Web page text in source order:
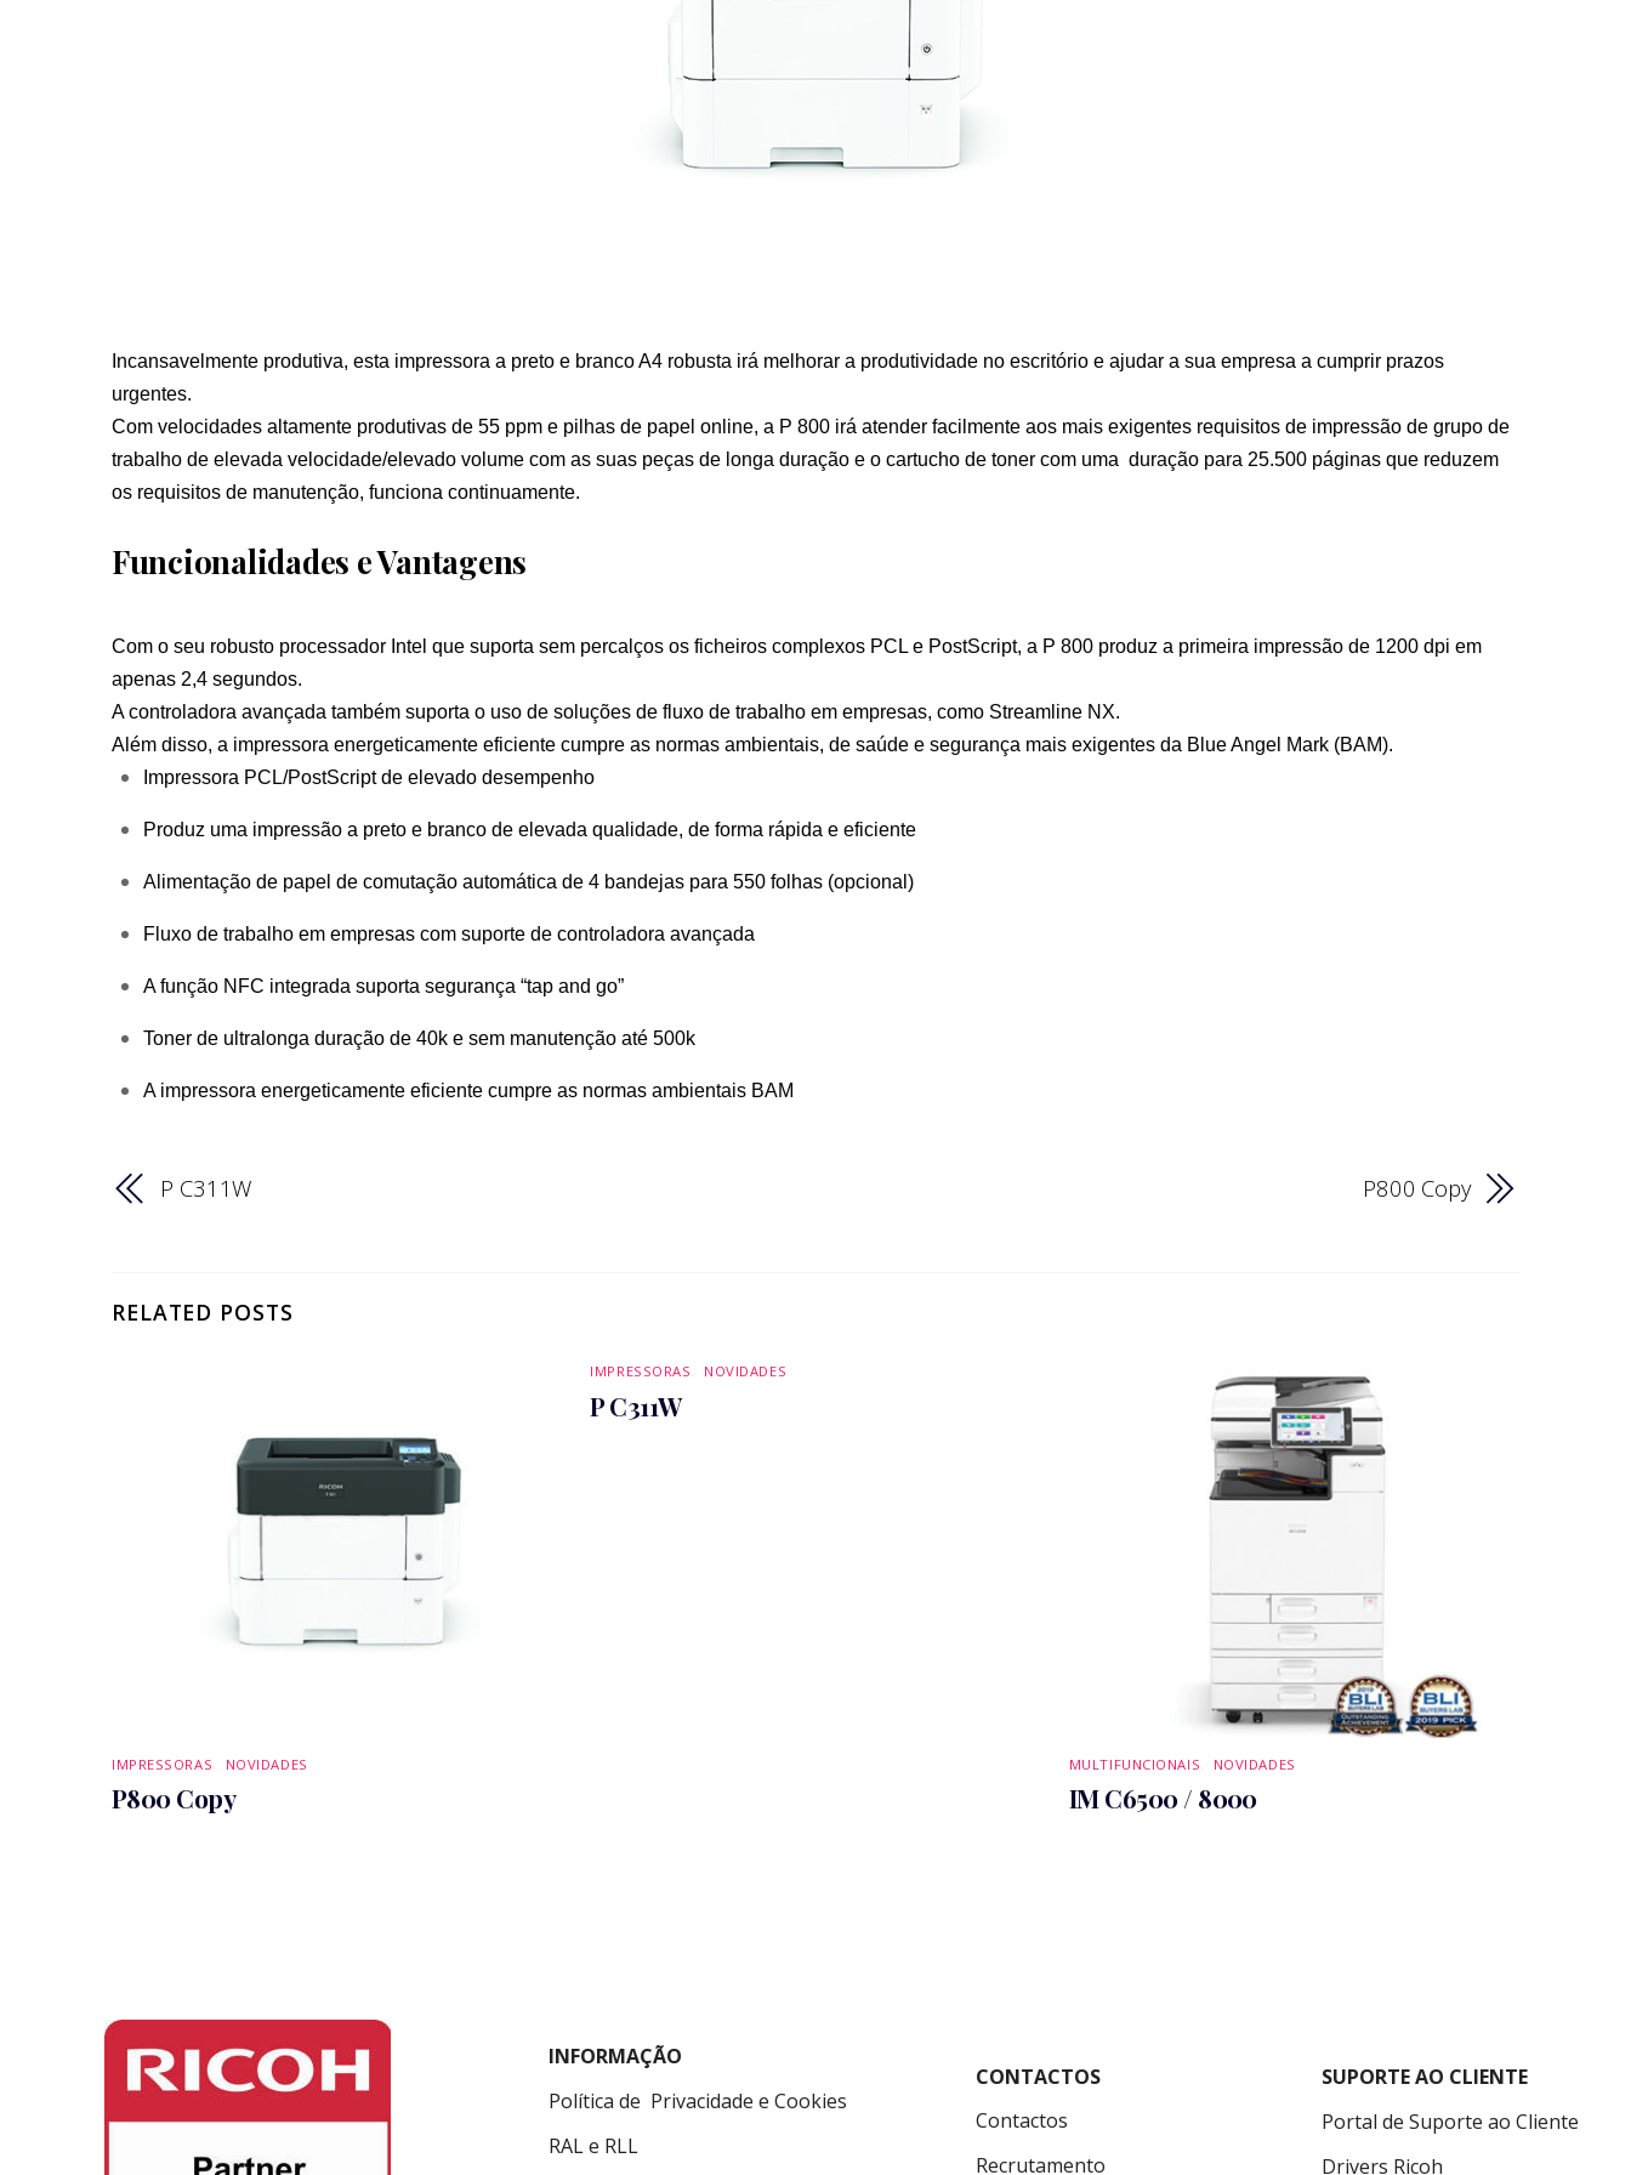
Incansavelmente produtiva, esta impressora a preto e branco A4 robusta irá melhorar a produtividade no escritório e ajudar a sua empresa a cumprir prazos
urgentes.
Com velocidades altamente produtivas de 55 ppm e pilhas de papel online, a P 800 irá atender facilmente aos mais exigentes requisitos de impressão de grupo de
trabalho de elevada velocidade/elevado volume com as suas peças de longa duração e o cartucho de toner com uma duração para 25.500 páginas que reduzem
os requisitos de manutenção, funciona continuamente.
Funcionalidades e Vantagens
Com o seu robusto processador Intel que suporta sem percalços os ficheiros complexos PCL e PostScript, a P 800 produz a primeira impressão de 1200 dpi em
apenas 2,4 segundos.
A controladora avançada também suporta o uso de soluções de fluxo de trabalho em empresas, como Streamline NX.
Além disso, a impressora energeticamente eficiente cumpre as normas ambientais, de saúde e segurança mais exigentes da Blue Angel Mark (BAM).
Impressora PCL/PostScript de elevado desempenho
Produz uma impressão a preto e branco de elevada qualidade, de forma rápida e eficiente
Alimentação de papel de comutação automática de 4 bandejas para 550 folhas (opcional)
Fluxo de trabalho em empresas com suporte de controladora avançada
A função NFC integrada suporta segurança “tap and go”
Toner de ultralonga duração de 40k e sem manutenção até 500k
A impressora energeticamente eficiente cumpre as normas ambientais BAM
P C311W P800 Copy
RELATED POSTS
IMPRESSORAS NOVIDADES
P800 Copy
IMPRESSORAS NOVIDADES
P C311W
MULTIFUNCIONAIS NOVIDADES
IM C6500 / 8000
INFORMAÇÃO
Política de Privacidade e Cookies
RAL e RLL
CONTACTOS
Contactos
Recrutamento
SUPORTE AO CLIENTE
Portal de Suporte ao Cliente
Drivers Ricoh